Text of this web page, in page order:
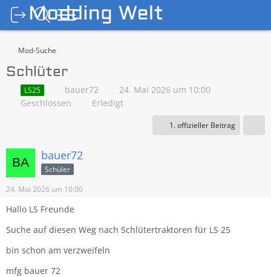
Mod-Suche
Schlüter
LS25 bauer72
24. Mai 2026 um 10:00
Geschlossen
Erledigt
1. offizieller Beitrag
bauer72
Schüler
24. Mai 2026 um 10:00
Hallo LS Freunde
Suche auf diesen Weg nach Schlütertraktoren für LS 25
bin schon am verzweifeln
mfg bauer 72